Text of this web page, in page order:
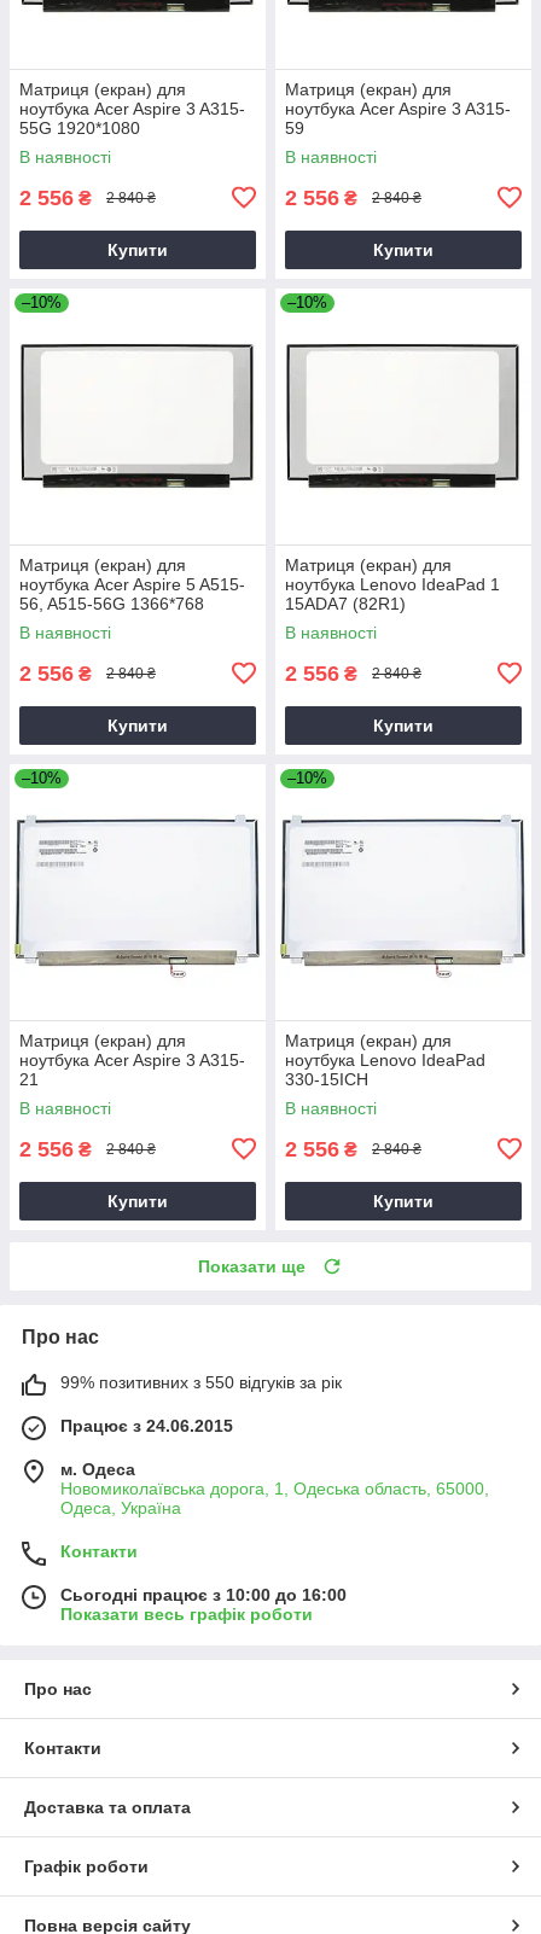
Матриця (екран) для
ноутбука Acer Aspire 3 A315-
55G 1920*1080
В наявності
2 556 ₴ 2 840 ₴
Купити
Матриця (екран) для
ноутбука Acer Aspire 3 A315-
59
В наявності
2 556 ₴ 2 840 ₴
Купити
–10%
Матриця (екран) для
ноутбука Acer Aspire 5 A515-
56, A515-56G 1366*768
1920*1080
В наявності
2 556 ₴ 2 840 ₴
Купити
–10%
Матриця (екран) для
ноутбука Lenovo IdeaPad 1
15ADA7 (82R1)
В наявності
2 556 ₴ 2 840 ₴
Купити
–10%
Матриця (екран) для
ноутбука Acer Aspire 3 A315-
21
В наявності
2 556 ₴ 2 840 ₴
Купити
–10%
Матриця (екран) для
ноутбука Lenovo IdeaPad
330-15ICH
В наявності
2 556 ₴ 2 840 ₴
Купити
Показати ще
Про нас
99% позитивних з 550 відгуків за рік
Працює з 24.06.2015
м. Одеса
Новомиколаївська дорога, 1, Одеська область, 65000,
Одеса, Україна
Контакти
Сьогодні працює з 10:00 до 16:00
Показати весь графік роботи
Про нас
Контакти
Доставка та оплата
Графік роботи
Повна версія сайту